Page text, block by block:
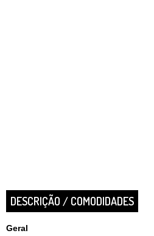
DESCRIÇÃO / COMODIDADES
Geral